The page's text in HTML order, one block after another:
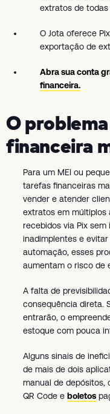
extratos de
O Jota oferece
exportação de
Abra sua conta
financeira.
O
financeira
Para um MEI ou
tarefas financeiras
vender e atender
extratos em múltiplos
recebidos via Pix
inadimplentes e
automação, esses
aumentam o risco de
A falta de
consequência direta.
entrarão, o
estoque com pouca
Alguns sinais de
de mais de dois
manual de depósitos,
QR Code e boletos